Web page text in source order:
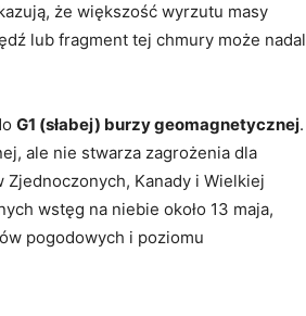
że większość wyrzutu masy
lub fragment tej chmury może nadal
G1 (słabej) burzy geomagnetycznej.
ale nie stwarza zagrożenia dla
Kanady i Wielkiej
wstęg na niebie około 13 maja,
pogodowych i poziomu